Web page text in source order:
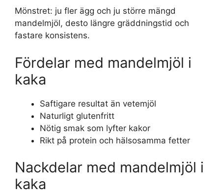
Mönstret: ju fler ägg och ju större mängd
mandelmjöl, desto längre gräddningstid och
fastare konsistens.
Fördelar med mandelmjöl i
kaka
Saftigare resultat än vetemjöl
Naturligt glutenfritt
Nötig smak som lyfter kakor
Rikt på protein och hälsosamma fetter
Nackdelar med mandelmjöl i
kaka